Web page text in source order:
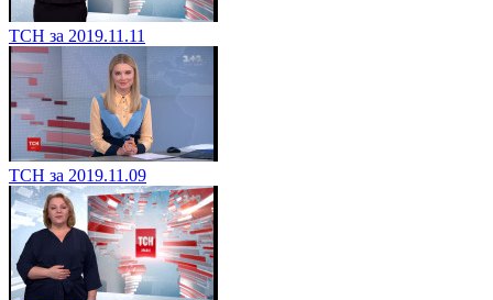
ТСН за 2019.11.11
ТСН за 2019.11.09